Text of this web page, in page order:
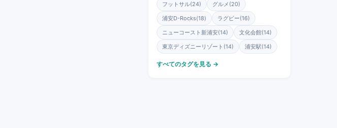
フットサル(24)
グルメ(20)
浦安D-Rocks(18)
ラグビー(16)
ニューコースト新浦安(14)
文化会館(14)
東京ディズニーリゾート(14)
浦安駅(14)
すべてのタグを見る →